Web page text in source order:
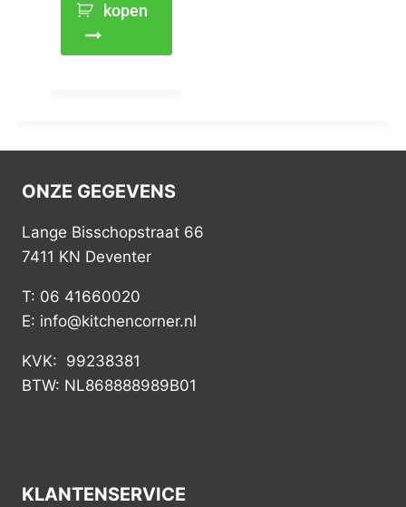
kopen
ONZE GEGEVENS
Lange Bisschopstraat 66
7411 KN Deventer
T: 06 41660020
E: info@kitchencorner.nl
KVK: 99238381
BTW: NL868888989B01
KLANTENSERVICE